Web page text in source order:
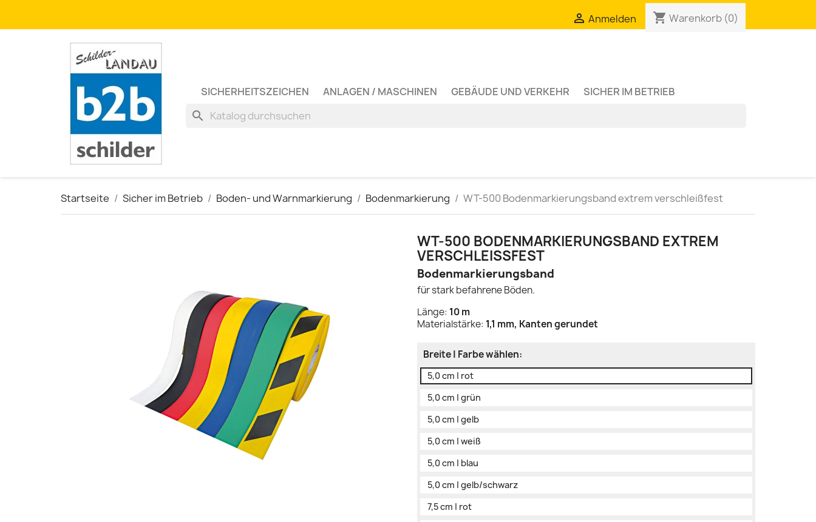
 Anmelden shopping_cart Warenkorb (0)
SICHERHEITSZEICHEN ANLAGEN / MASCHINEN GEBÄUDE UND VERKEHR SICHER IM BETRIEB
search
Startseite Sicher im Betrieb Boden- und Warnmarkierung Bodenmarkierung WT-500 Bodenmarkierungsband extrem verschleißfest
WT-500 BODENMARKIERUNGSBAND EXTREM
VERSCHLEISSFEST
Bodenmarkierungsband
für stark befahrene Böden.
Länge: 10 m
Materialstärke: 1,1 mm, Kanten gerundet
Breite | Farbe wählen:
5,0 cm | rot
5,0 cm | grün
5,0 cm | gelb
5,0 cm | weiß
5,0 cm | blau
5,0 cm | gelb/schwarz
7,5 cm | rot